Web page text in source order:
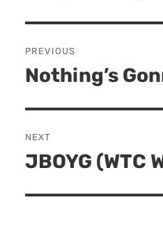
navigation
PREVIOUS
Previous
Nothing’s
NEXT
Next
JBOYG (WTC